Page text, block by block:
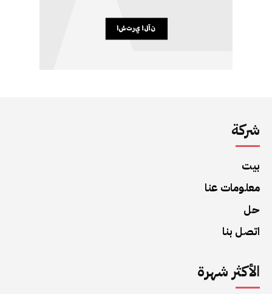
شركة
بيت
معلومات عنا
حل
اتصل بنا
الأكثر شهرة